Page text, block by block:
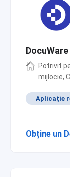
DocuWare
Potrivit
mijlocie,
Aplicație
Obține un